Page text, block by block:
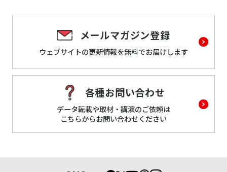
メールマガジン登録
ウェブサイトの更新情報を無料でお届けします
各種お問い合わせ
データ転載や取材・講演のご依頼は
こちらからお問い合わせください